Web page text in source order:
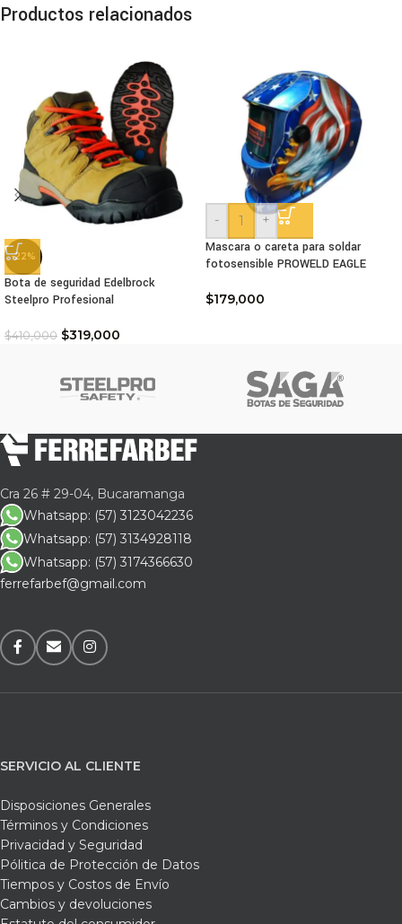
Productos relacionados
-22%
Bota de seguridad Edelbrock
Steelpro Profesional
$410,000 $319,000
-
+
Mascara o careta para soldar
fotosensible PROWELD EAGLE
$179,000
Cra 26 # 29-04, Bucaramanga
Whatsapp: (57) 3123042236
Whatsapp: (57) 3134928118
Whatsapp: (57) 3174366630
ferrefarbef@gmail.com
SERVICIO AL CLIENTE
Disposiciones Generales
Términos y Condiciones
Privacidad y Seguridad
Pólitica de Protección de Datos
Tiempos y Costos de Envío
Cambios y devoluciones